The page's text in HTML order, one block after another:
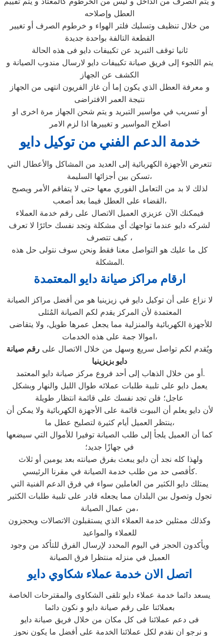
العطل وإصلاحه
من خلال تنظيف وتسليك فلتر الهواء و خرطوم الصرف أو تغيير
القطعة التالفة بواحدة جديدة
ثانيا توقف التبريد عن تكييفات دايو فى هذه الحالة
يتم اللجوء إلى فريق صيانة تكييفات دايو لارسال مندوب الصيانة و
الكشف عن الجهاز
و معرفة العطل الذي يكون إما أن غاز الفريون انتهى من الجهاز
نتيجة العمر الافتراضى
أو تسريب في مواسير التبريد و يتم شحن الجهاز مرة اخرى او
اصلاح المواسير و تغييرها اذا لزم الامر
خدمة الدعم الفني من توكيل دايو
تتعرض الأجهزة الكهربائية إلى العديد من المشاكل والأعطال التي
تسكن بين أجزائها السليمة،
لذلك لا بد من التعامل الفوري معها حتى لا يتفاقم الأمر ويصبح
القضاء على العطل فيما بعد أصعب،
فيمكنك الآن عزيزي العميل الاتصال على رقم خدمة العملاء
لشركه دايو عندما تواجهك أي مشكلة وتجد نفسك حائرًا لا تعرف
كيف تتصرف ،
كل ما عليك هو التواصل معنا فقط ونحن سوف نتولى حل هذه
المشكلة.
ارقام مراكز صيانة دايو المعتمدة
لا نزاع على أن توكيل دايو في زيزينيا هو من أفضل مراكز الصيانة
المعتمدة لأن المركز يقدم لكم الصيانة المُثلى
اموالا جمة على هذه الخدمات،
ويُقدم لكم تواصل سريع وسهل من خلال الاتصال على رقم صيانة
دايو بزيزينيا
أو من خلال الذهاب إلى أحد فروع مركز صيانة دايو المعتمد.
يعمل دايو على تلبية طلبات عملائه طوال الليل والنهار وبشكل
عاجل؛ فلن تجد نفسك على قائمة انتظار طويلة
لأن دايو يعلم أن البيوت قائمة على الأجهزة الكهربائية ولا يمكن أن
ينتظر العميل أيام كثيرة لتصليح عطل ما،
كما أن العميل يلجأ إلى طلب الصيانة توفيرا للأموال التي سيضعها
في جهازًا جديد؛
كأقصى حد من طلب خدمة الصيانة في مقرنا الرئيسي.
يمتلك دايو الكثير من العاملين سواء في فرق الدعم الفنية التي
تجول وتصول بين البلدان مما يجعله قادر على تلبية طلبات الكثير
من عمال الصيانة،
وكذلك ممثلين خدمة العملاء الذي يستقبلون الاتصالات ويحجزون
للعملاء والمواعيد
ويأكدون الحجز في اليوم المحدد لإرسال الفرق للتأكد من وجود
العميل في منزله منتظرا فرق الصيانة
اتصل الان خدمة عملاء شكاوي دايو
يسعد دائما خدمة عملاء دايو تلقى الشكاوى والمقترحات الخاصة
بعملائنا على رقم صيانة دايو و نكون دائما
فى دعم عملائنا فى كل مكان من خلال فريق صيانة دايو